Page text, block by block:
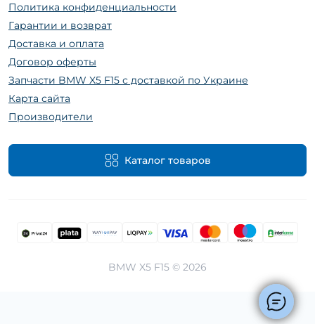
Политика конфиденциальности
Гарантии и возврат
Доставка и оплата
Договор оферты
Запчасти BMW X5 F15 с доставкой по Украине
Карта сайта
Производители
Каталог товаров
BMW X5 F15 © 2026